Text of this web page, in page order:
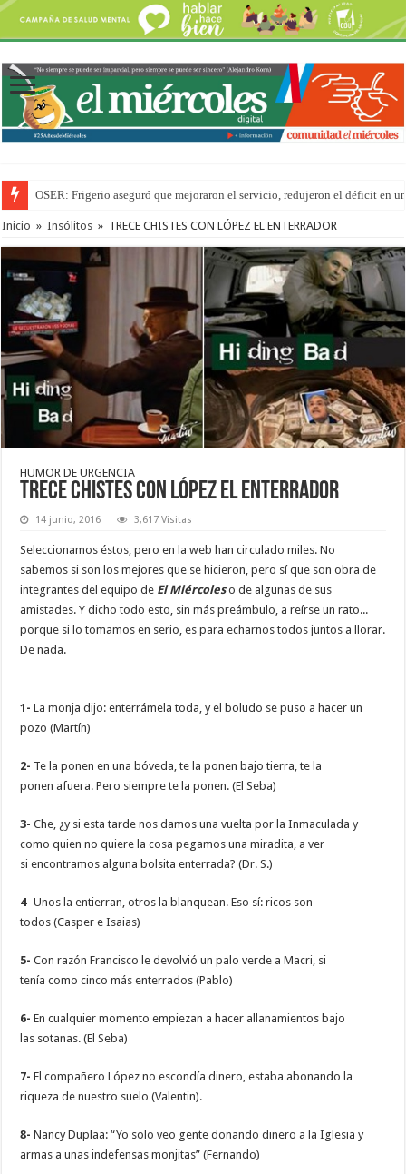
OSER: Frigerio aseguró que mejoraron el servicio, redujeron el déficit en
Inicio » Insólitos » TRECE CHISTES CON LÓPEZ EL ENTERRADOR
HUMOR DE URGENCIA
TRECE CHISTES CON LÓPEZ EL ENTERRADOR
14 junio, 2016 3,617 Visitas
Seleccionamos éstos, pero en la web han circulado miles. No
sabemos si son los mejores que se hicieron, pero sí que son obra de
integrantes del equipo de El Miércoleso de algunas de sus
amistades. Y dicho todo esto, sin más preámbulo, a reírse un rato...
porque si lo tomamos en serio, es para echarnos todos juntos a llorar.
De nada.
1- La monja dijo: enterrámela toda, y el boludo se puso a hacer un
pozo (Martín)
2- Te la ponen en una bóveda, te la ponen bajo tierra, te la
ponen afuera. Pero siempre te la ponen. (El Seba)
3- Che, ¿y si esta tarde nos damos una vuelta por la Inmaculada y
como quien no quiere la cosa pegamos una miradita, a ver
si encontramos alguna bolsita enterrada? (Dr. S.)
4- Unos la entierran, otros la blanquean. Eso sí: ricos son
todos (Casper e Isaias)
5- Con razón Francisco le devolvió un palo verde a Macri, si
tenía como cinco más enterrados (Pablo)
6- En cualquier momento empiezan a hacer allanamientos bajo
las sotanas. (El Seba)
7- El compañero López no escondía dinero, estaba abonando la
riqueza de nuestro suelo (Valentin).
8- Nancy Duplaa: “Yo solo veo gente donando dinero a la Iglesia y
armas a unas indefensas monjitas” (Fernando)